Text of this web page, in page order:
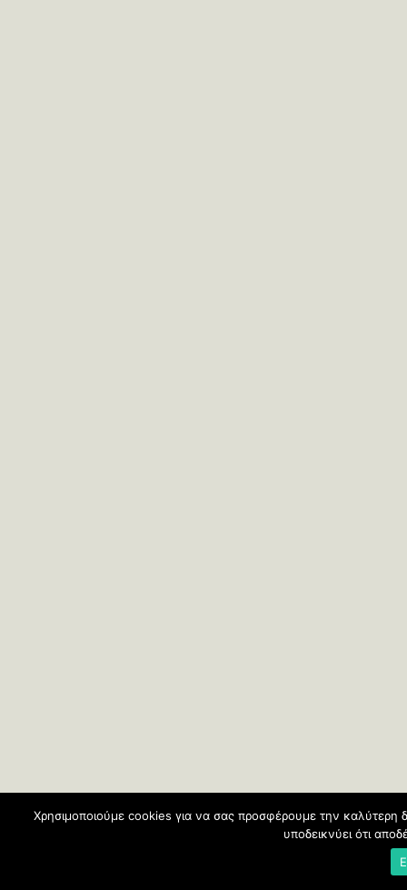
Χρησιμοποιούμε cookies για να σας προσφέρουμε την καλύτερη
υποδεικνύει ότι